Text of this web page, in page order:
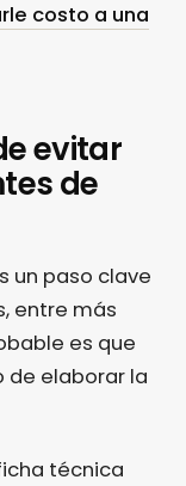
costo a una
evitar
de
un paso clave
entre más
es que
de elaborar la
técnica